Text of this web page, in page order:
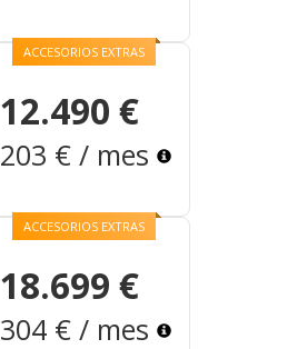
12.490 €
203 € / mes
ACCESORIOS EXTRAS
18.699 €
304 € / mes
ACCESORIOS EXTRAS